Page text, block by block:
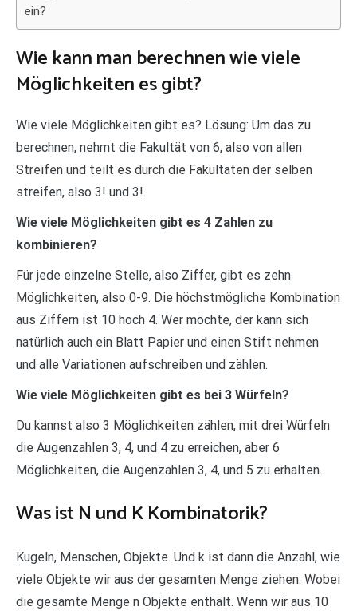
ein?
Wie kann man berechnen wie viele
Möglichkeiten es gibt?
Wie viele Möglichkeiten gibt es? Lösung: Um das zu
berechnen, nehmt die Fakultät von 6, also von allen
Streifen und teilt es durch die Fakultäten der selben
streifen, also 3! und 3!.
Wie viele Möglichkeiten gibt es 4 Zahlen zu
kombinieren?
Für jede einzelne Stelle, also Ziffer, gibt es zehn
Möglichkeiten, also 0-9. Die höchstmögliche Kombination
aus Ziffern ist 10 hoch 4. Wer möchte, der kann sich
natürlich auch ein Blatt Papier und einen Stift nehmen
und alle Variationen aufschreiben und zählen.
Wie viele Möglichkeiten gibt es bei 3 Würfeln?
Du kannst also 3 Möglichkeiten zählen, mit drei Würfeln
die Augenzahlen 3, 4, und 4 zu erreichen, aber 6
Möglichkeiten, die Augenzahlen 3, 4, und 5 zu erhalten.
Was ist N und K Kombinatorik?
Kugeln, Menschen, Objekte. Und k ist dann die Anzahl, wie
viele Objekte wir aus der gesamten Menge ziehen. Wobei
die gesamte Menge n Objekte enthält. Wenn wir aus 10